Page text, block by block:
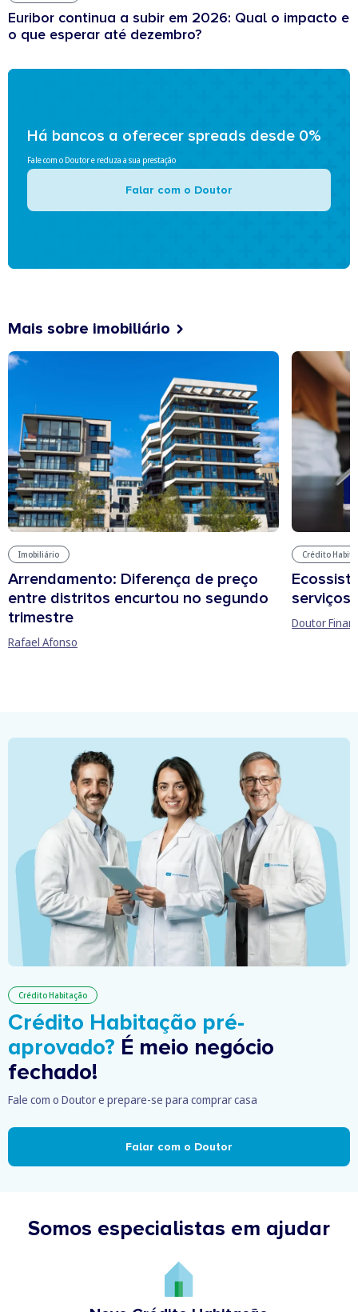
Euribor continua a subir em 2026: Qual o impacto e
o que esperar até dezembro?
Há bancos a oferecer spreads desde 0%
Fale com o Doutor e reduza a sua prestação
Falar com o Doutor
Mais sobre imobiliário
Imobiliário
Arrendamento: Diferença de preço
entre distritos encurtou no segundo
trimestre
Rafael Afonso
Crédito
serviços
Doutor
Crédito Habitação
Crédito Habitação pré-
aprovado? É meio negócio
fechado!
Fale com o Doutor e prepare-se para comprar casa
Falar com o Doutor
Somos especialistas em ajudar